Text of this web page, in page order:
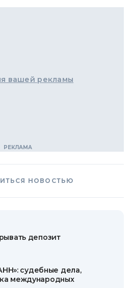
вашей рекламы
НОВОСТЬЮ
депозит
судебные дела,
международных